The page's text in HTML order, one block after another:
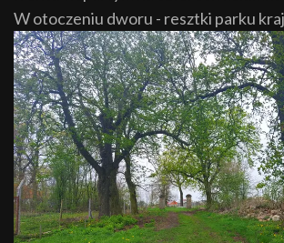
W otoczeniu dworu - resztki parku